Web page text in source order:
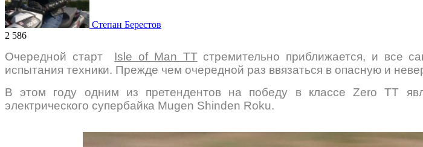
Степан Берестов
2 586
Очередной старт Isle of Man ТТ стремительно приближается, и все
испытания техники. Прежде чем очередной раз ввязаться в опасную и
В этом году одним из претендентов на победу в классе Zero TT
электрического супербайка Mugen Shinden Roku.